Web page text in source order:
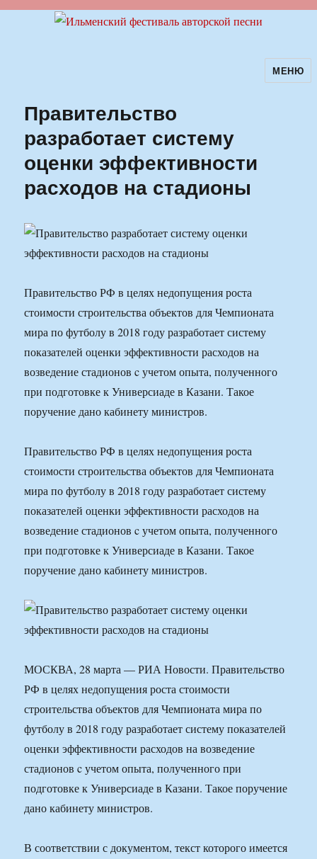
Ильменский фестиваль авторскойМЕНЮ
Правительство
разработает систему
оценки эффективности
расходов на стадионы
Правительство РФ в целях недопущения роста
стоимости строительства объектов для Чемпионата
мира по футболу в 2018 году разработает систему
показателей оценки эффективности расходов на
возведение стадионов c учетом опыта, полученного
при подготовке к Универсиаде в Казани. Такое
поручение дано кабинету министров.
Правительство РФ в целях недопущения роста
стоимости строительства объектов для Чемпионата
мира по футболу в 2018 году разработает систему
показателей оценки эффективности расходов на
возведение стадионов c учетом опыта, полученного
при подготовке к Универсиаде в Казани. Такое
поручение дано кабинету министров.
МОСКВА, 28 марта — РИА Новости. Правительство
РФ в целях недопущения роста стоимости
строительства объектов для Чемпионата мира по
футболу в 2018 году разработает систему показателей
оценки эффективности расходов на возведение
стадионов c учетом опыта, полученного при
подготовке к Универсиаде в Казани. Такое поручение
дано кабинету министров.
В соответствии с документом, текст которого имеется